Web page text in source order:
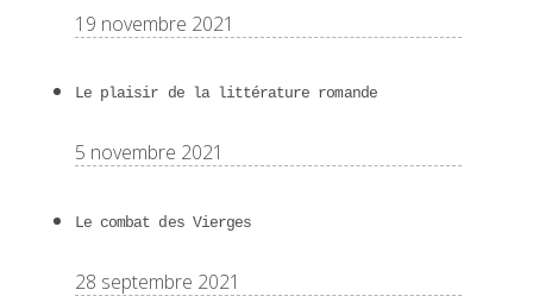
19 novembre 2021
Le plaisir de la littérature romande
5 novembre 2021
Le combat des Vierges
28 septembre 2021